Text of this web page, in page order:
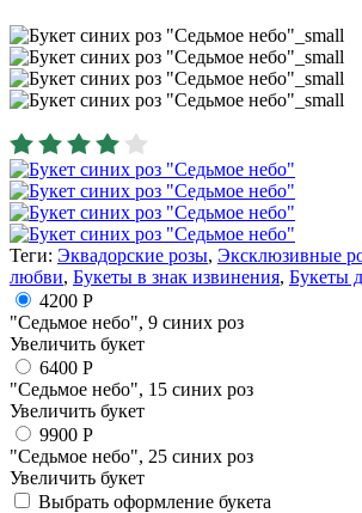
Теги: Эквадорские розы, Эксклюзивные
любви, Букеты в знак извинения, Букеты
4200 Р
"Седьмое небо", 9 синих роз
Увеличить букет
6400 Р
"Седьмое небо", 15 синих роз
Увеличить букет
9900 Р
"Седьмое небо", 25 синих роз
Увеличить букет
Выбрать оформление букета